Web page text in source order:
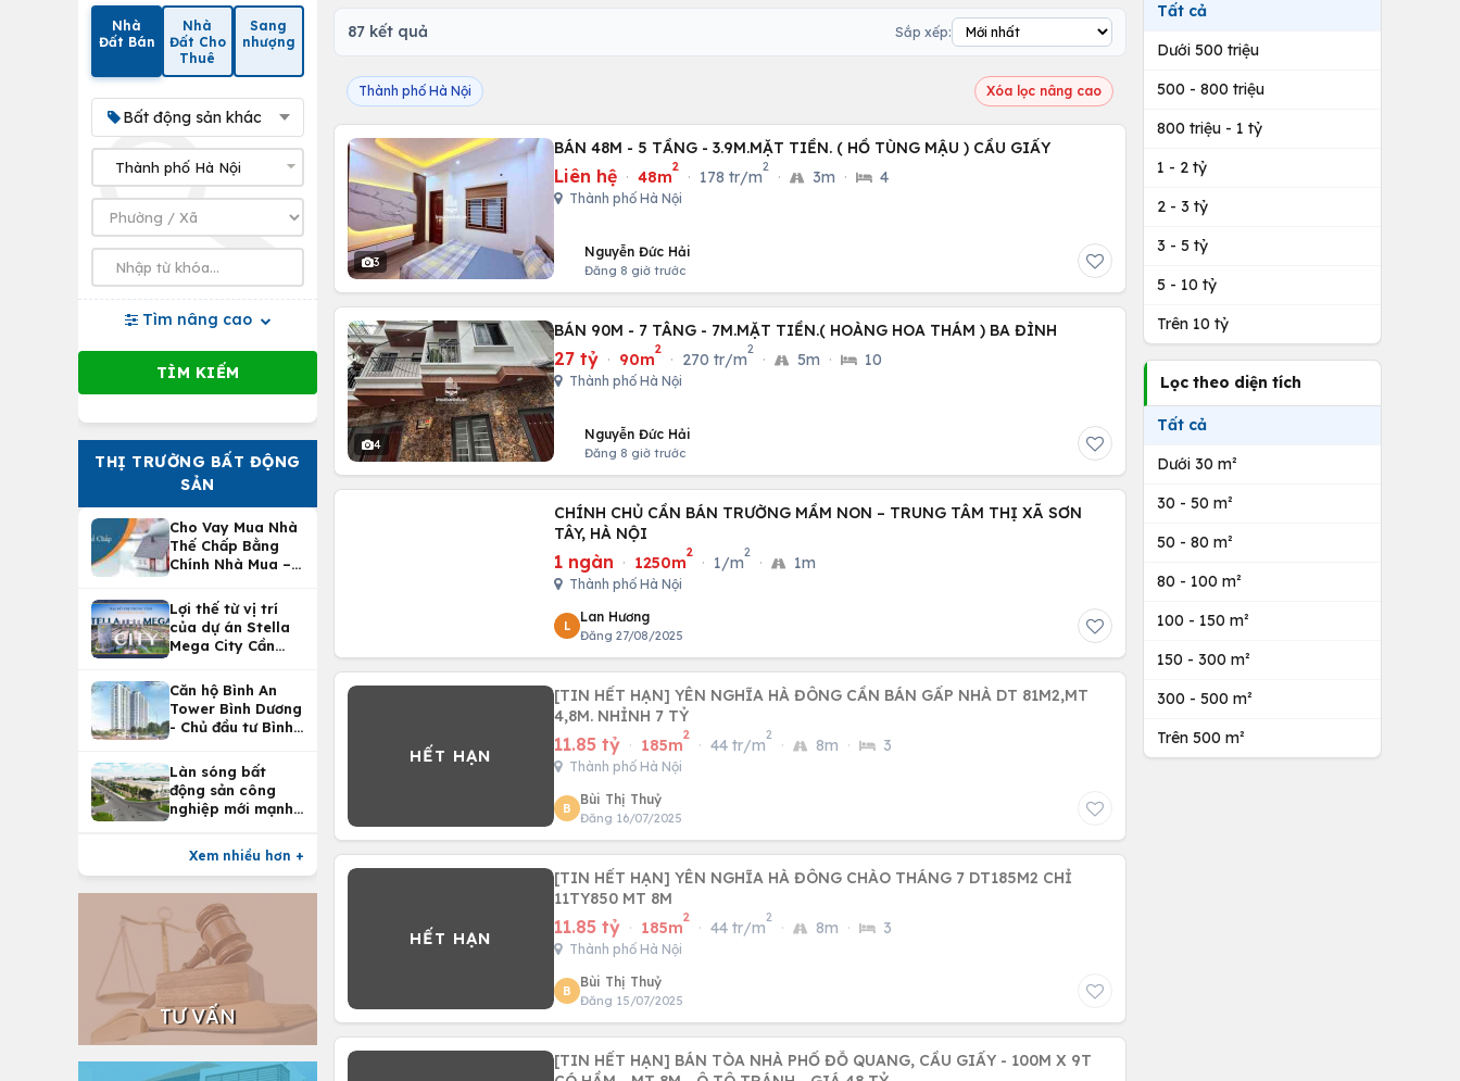
Nhà
Đất Bán
Nhà
Đất Cho
Thuê
Sang
nhượng
Bất động sản khác
Tìm nâng cao
THỊ TRƯỜNG BẤT ĐỘNG
SẢN
Cho Vay Mua Nhà
Thế Chấp Bằng
Chính Nhà Mua –
Nhà Tại
Vietcombank
Lợi thế từ vị trí
của dự án Stella
Mega City Cần
Căn hộ Bình An
Tower Bình Dương
- Chủ đầu tư Bình
Làn sóng bất
động sản công
nghiệp mới mạnh
Xem nhiều hơn +
TƯ VẤN
87 kết quả Sắp xếp:
Thành phố Hà Nội Xóa lọc nâng cao
3
BÁN 48M - 5 TẦNG - 3.9M.MẶT TIỀN. ( HỒ TÙNG MẬU ) CẦU GIẤY
Liên hệ · 48m
2
· 178 tr/m
2
· 3m · 4
Thành phố Hà Nội
Nguyễn Đức Hải
Đăng 8 giờ trước
4
BÁN 90M - 7 TÂNG - 7M.MẶT TIỀN.( HOÀNG HOA THÁM ) BA ĐÌNH
27 tỷ · 90m
2
· 270 tr/m
2
· 5m · 10
Thành phố Hà Nội
Nguyễn Đức Hải
Đăng 8 giờ trước
CHÍNH CHỦ CẦN BÁN TRƯỜNG MẦM NON – TRUNG TÂM THỊ XÃ SƠN
TÂY, HÀ NỘI
1 ngàn · 1250m
2
· 1/m
2
· 1m
Thành phố Hà Nội
L
Lan Hương
Đăng 27/08/2025
[TIN HẾT HẠN] YÊN NGHĨA HÀ ĐÔNG CẦN BÁN GẤP NHÀ DT 81M2,MT
4,8M. NHỈNH 7 TỶ
11.85 tỷ · 185m
2
· 44 tr/m
2
· 8m · 3
Thành phố Hà Nội
B
Bùi Thị Thuỷ
Đăng 16/07/2025
[TIN HẾT HẠN] YÊN NGHĨA HÀ ĐÔNG CHÀO THÁNG 7 DT185M2 CHỈ
11TY850 MT 8M
11.85 tỷ · 185m
2
· 44 tr/m
2
· 8m · 3
Thành phố Hà Nội
B
Bùi Thị Thuỷ
Đăng 15/07/2025
[TIN HẾT HẠN] BÁN TÒA NHÀ PHỐ ĐỖ QUANG, CẦU GIẤY - 100M X 9T
Tất cả
Dưới 500 triệu
500 - 800 triệu
800 triệu - 1 tỷ
1 - 2 tỷ
2 - 3 tỷ
3 - 5 tỷ
5 - 10 tỷ
Trên 10 tỷ
Lọc theo diện tích
Tất cả
Dưới 30 m²
30 - 50 m²
50 - 80 m²
80 - 100 m²
100 - 150 m²
150 - 300 m²
300 - 500 m²
Trên 500 m²